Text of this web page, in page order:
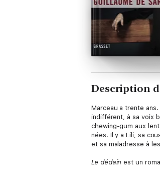
Description
Marceau a trente
indifférent, à sa voix
chewing-gum aux
nées. Il y a Lili, sa
et sa maladresse à
Le dédain est un